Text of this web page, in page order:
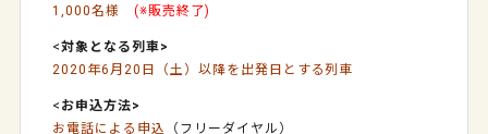
1,000名様(※販売終了)
<対象となる列車>
2020年6月20日（土）以降を出発日とする列車
< お申込方法>
お電話による申込
（フリーダイヤル）